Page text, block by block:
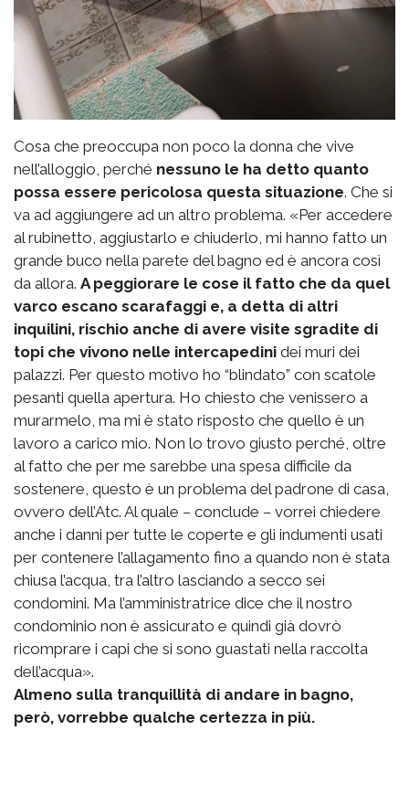
Cosa che preoccupa non poco la donna che vive
nell’alloggio, perché nessuno le ha detto quanto
possa essere pericolosa questa situazione. Che si
va ad aggiungere ad un altro problema. «Per accedere
al rubinetto, aggiustarlo e chiuderlo, mi hanno fatto un
grande buco nella parete del bagno ed è ancora così
da allora. A peggiorare le cose il fatto che da quel
varco escano scarafaggi e, a detta di altri
inquilini, rischio anche di avere visite sgradite di
topi che vivono nelle intercapedini dei muri dei
palazzi. Per questo motivo ho “blindato” con scatole
pesanti quella apertura. Ho chiesto che venissero a
murarmelo, ma mi è stato risposto che quello è un
lavoro a carico mio. Non lo trovo giusto perché, oltre
al fatto che per me sarebbe una spesa difficile da
sostenere, questo è un problema del padrone di casa,
ovvero dell’Atc. Al quale – conclude – vorrei chiedere
anche i danni per tutte le coperte e gli indumenti usati
per contenere l’allagamento fino a quando non è stata
chiusa l’acqua, tra l’altro lasciando a secco sei
condomini. Ma l’amministratrice dice che il nostro
condominio non è assicurato e quindi già dovrò
ricomprare i capi che si sono guastati nella raccolta
dell’acqua».
Almeno sulla tranquillità di andare in bagno,
però, vorrebbe qualche certezza in più.